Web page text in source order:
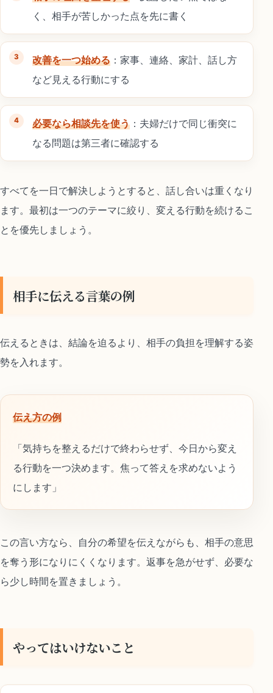
く、相手が苦しかった点を先に書く
改善を一つ始める ：家事、連絡、家計、話し方
など見える行動にする
必要なら相談先を使う ：夫婦だけで同じ衝突に
なる問題は第三者に確認する
すべてを一日で解決しようとすると、話し合いは重くなり
ます。最初は一つのテーマに絞り、変える行動を続けるこ
とを優先しましょう。
相手に伝える言葉の例
伝えるときは、結論を迫るより、相手の負担を理解する姿
勢を入れます。
伝え方の例
「気持ちを整えるだけで終わらせず、今日から変え
る行動を一つ決めます。焦って答えを求めないよう
にします」
この言い方なら、自分の希望を伝えながらも、相手の意思
を奪う形になりにくくなります。返事を急がせず、必要な
ら少し時間を置きましょう。
やってはいけないこと